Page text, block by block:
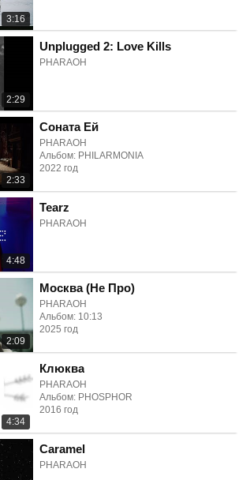
3:16
2:29
Unplugged 2: Love Kills
PHARAOH
2:33
Соната Ей
PHARAOH
Альбом: PHILARMONIA
2022 год
4:48
Tearz
PHARAOH
2:09
Москва (Не Про)
PHARAOH
Альбом: 10:13
2025 год
4:34
Клюква
PHARAOH
Альбом: PHOSPHOR
2016 год
Caramel
PHARAOH